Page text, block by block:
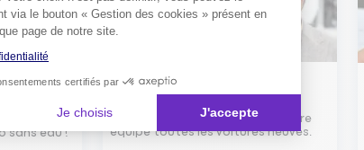
:
sans eau !
Boîte noire dans les voitures
Depuis juillet 2024, une boîte noire
équipe toutes les voitures neuves.
via le bouton « Gestion des cookies » présent en
page de notre site.
certifiés par
Je choisis J'accepte